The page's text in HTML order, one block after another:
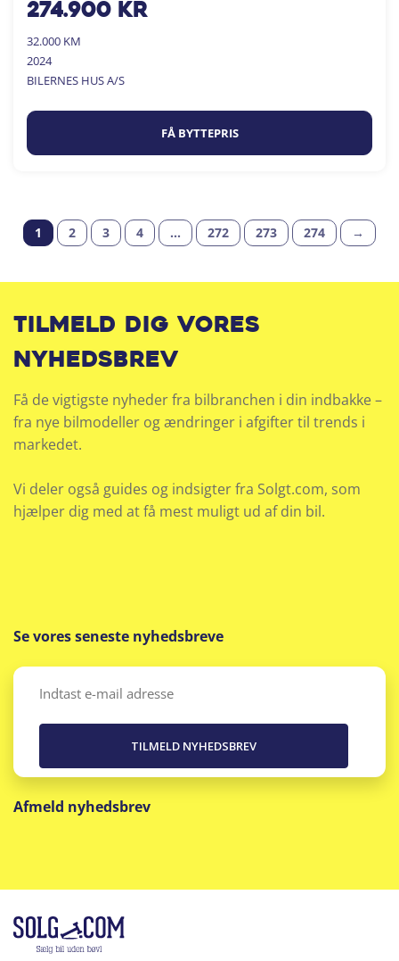
274.900kr
32.000 KM
2024
BILERNES HUS A/S
FÅ BYTTEPRIS
1 2 3 4 … 272 273 274 →
Tilmeld dig vores
nyhedsbrev
Få de vigtigste nyheder fra bilbranchen i din indbakke –
fra nye bilmodeller og ændringer i afgifter til trends i
markedet.
Vi deler også guides og indsigter fra Solgt.com, som
hjælper dig med at få mest muligt ud af din bil.
Se vores seneste nyhedsbreve
Email
Afmeld nyhedsbrev